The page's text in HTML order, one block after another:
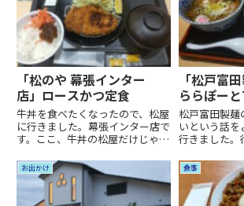
「松のや 幕張インター
店」ロースかつ定食
牛丼を食べたくなったので、松屋
に行きました。幕張インター店で
す。ここ、牛丼の松屋だけじゃな
の店舗なんですね。併設店舗のメ
ニュー見てたら、急遽、牛丼では
なく、カツが食べたくなって、ロ
ースかつ定食に変更しました。
「松戸富
ららぽー
松戸富田製麺
いという話
行きました。
TOKYO-BAY
ごく旨いと聞
おいしいか
の好みもある
お出かけ 食事